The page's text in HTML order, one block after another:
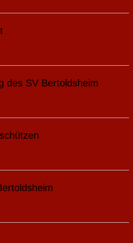
des SV Bertoldsheim